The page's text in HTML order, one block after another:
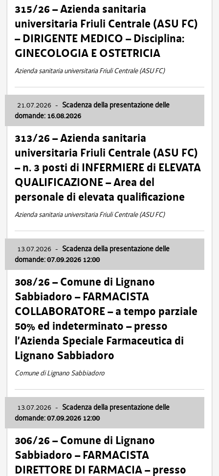
315/26 – Azienda sanitaria
universitaria Friuli Centrale (ASU FC)
– DIRIGENTE MEDICO – Disciplina:
GINECOLOGIA E OSTETRICIA
Azienda sanitaria universitaria Friuli Centrale (ASU FC)
21.07.2026 - Scadenza della presentazione delle
domande: 16.08.2026
313/26 – Azienda sanitaria
universitaria Friuli Centrale (ASU FC)
– n. 3 posti di INFERMIERE di ELEVATA
QUALIFICAZIONE – Area del
personale di elevata qualificazione
Azienda sanitaria universitaria Friuli Centrale (ASU FC)
13.07.2026 - Scadenza della presentazione delle
domande: 07.09.2026 12:00
308/26 – Comune di Lignano
Sabbiadoro – FARMACISTA
COLLABORATORE – a tempo parziale
50% ed indeterminato – presso
l’Azienda Speciale Farmaceutica di
Lignano Sabbiadoro
Comune di Lignano Sabbiadoro
13.07.2026 - Scadenza della presentazione delle
domande: 07.09.2026 12:00
306/26 – Comune di Lignano
Sabbiadoro – FARMACISTA
DIRETTORE DI FARMACIA – presso